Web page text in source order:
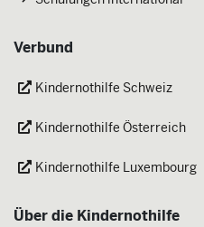
Verbund
Kindernothilfe Schweiz
Kindernothilfe Österreich
Kindernothilfe Luxembourg
Über die Kindernothilfe